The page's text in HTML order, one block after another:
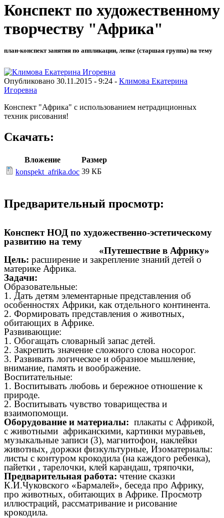
Конспект по художественному
творчеству "Африка"
план-конспект занятия по аппликации, лепке (старшая группа) на тему
Опубликовано 30.11.2015 - 9:24 - Климова Екатерина
Игоревна
Конспект "Африка" с использованием нетрадиционных
техник рисования!
Скачать:
Вложение
Размер
konspekt_afrika.doc 39 КБ
Предварительный просмотр:
Конспект НОД по художественно-эстетическому
развитию на тему
«Путешествие в Африку»
Цель: расширение и закрепление знаний детей о
материке Африка.
Задачи:
Образовательные:
1. Дать детям элементарные представления об
особенностях Африки, как отдельного континента.
2. Формировать представления о животных,
обитающих в Африке.
Развивающие:
1. Обогащать словарный запас детей.
2. Закрепить значение сложного слова носорог.
3. Развивать логическое и образное мышление,
внимание, память и воображение.
Воспитательные:
1. Воспитывать любовь и бережное отношение к
природе.
2. Воспитывать чувство товарищества и
взаимопомощи.
Оборудование и материалы: плакаты с Африкой,
с животными африканскими, картинки муравьев,
музыкальные записи (3), магнитофон, наклейки
животных, доржки физкультурные, Изоматериалы:
листы с контуром крокодила (на каждого ребенка),
пайетки , тарелочки, клей карандаш, тряпочки,
Предварительная работа:чтение сказки
К.И.Чуковского «Бармалей», беседа про Африку,
про животных, обитающих в Африке. Просмотр
иллюстраций, рассматривание и рисование
крокодила.